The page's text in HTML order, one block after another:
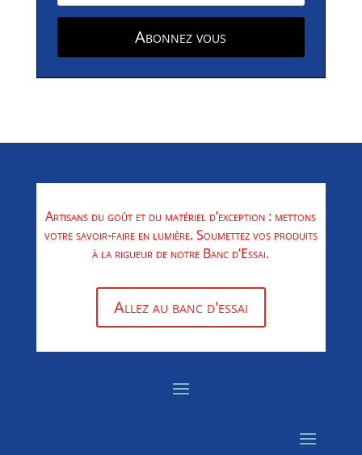
Abonnez vous
Artisans du goût et du matériel d’exception : mettons
votre savoir-faire en lumière. Soumettez vos produits
à la rigueur de notre Banc d’Essai.
Allez au banc d'essai